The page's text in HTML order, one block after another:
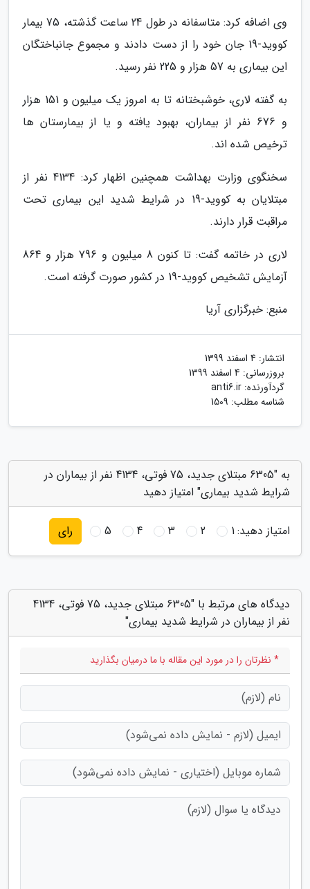
وی اضافه کرد: متاسفانه در طول 24 ساعت گذشته، 75 بیمار
کووید-19 جان خود را از دست دادند و مجموع جانباختگان
این بیماری به 57 هزار و 225 نفر رسید.
به گفته لاری، خوشبختانه تا به امروز یک میلیون و 151 هزار
و 676 نفر از بیماران، بهبود یافته و یا از بیمارستان ها
ترخیص شده اند.
سخنگوی وزارت بهداشت همچنین اظهار کرد: 4134 نفر از
مبتلایان به کووید-19 در شرایط شدید این بیماری تحت
مراقبت قرار دارند.
لاری در خاتمه گفت: تا کنون 8 میلیون و 796 هزار و 864
آزمایش تشخیص کووید-19 در کشور صورت گرفته است.
منبع: خبرگزاری آریا
انتشار: 4 اسفند 1399
بروزرسانی: 4 اسفند 1399
گردآورنده: anti6.ir
شناسه مطلب: 1509
به "6305 مبتلای جدید، 75 فوتی، 4134 نفر از بیماران در
شرایط شدید بیماری" امتیاز دهید
امتیاز دهید:1
2
3
4
5 رای
دیدگاه های مرتبط با "6305 مبتلای جدید، 75 فوتی، 4134
نفر از بیماران در شرایط شدید بیماری"
* نظرتان را در مورد این مقاله با ما درمیان بگذارید